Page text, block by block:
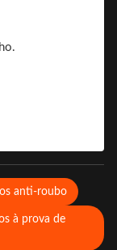
anti-roubo
à prova de